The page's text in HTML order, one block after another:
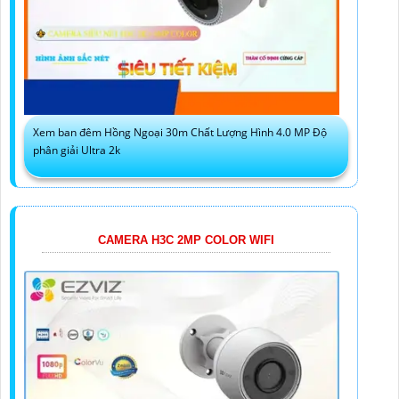
Xem ban đêm Hồng Ngoại 30m Chất Lượng Hình 4.0 MP Độ
phân giải Ultra 2k
CAMERA H3C 2MP COLOR WIFI